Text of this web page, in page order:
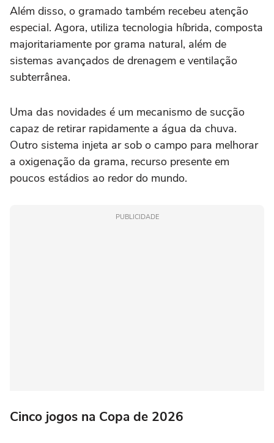
Além disso, o gramado também recebeu atenção
especial. Agora, utiliza tecnologia híbrida, composta
majoritariamente por grama natural, além de
sistemas avançados de drenagem e ventilação
subterrânea.
Uma das novidades é um mecanismo de sucção
capaz de retirar rapidamente a água da chuva.
Outro sistema injeta ar sob o campo para melhorar
a oxigenação da grama, recurso presente em
poucos estádios ao redor do mundo.
PUBLICIDADE
Cinco jogos na Copa de 2026